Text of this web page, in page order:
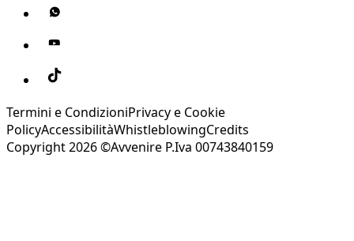
Termini e CondizioniPrivacy e Cookie
PolicyAccessibilitàWhistleblowingCredits
Copyright 2026 ©Avvenire P.Iva 00743840159